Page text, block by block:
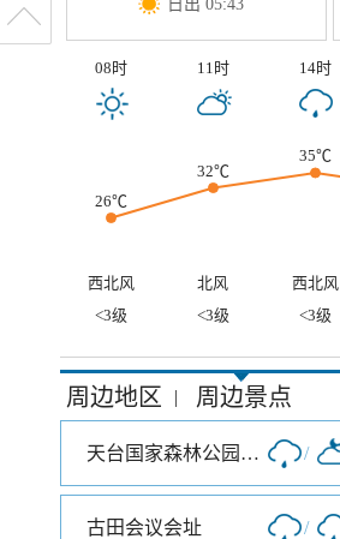
日出 05:43
08时 11时 14时
26℃
32℃
35℃
西北风 北风 西北风
<3级
<3级 <3级
周边地区 | 周边景点
天台国家森林公园水上茶乡九鹏溪 /
古田会议会址 /